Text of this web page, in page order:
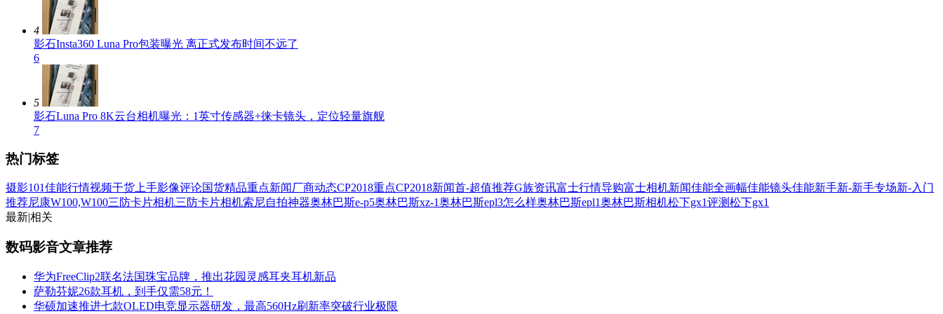
4
影石Insta360 Luna Pro包装曝光 离正式发布时间不远了
6
5
影石Luna Pro 8K云台相机曝光：1英寸传感器+徕卡镜头，定位轻量旗舰
7
热门标签
摄影101佳能行情视频干货上手影像评论国货精品重点新闻 厂商动态CP2018重点CP2018新闻首-超值推荐G族资讯富士行情导购富士相机新闻佳能全画幅佳能镜头佳能新手新-新手专场新-入门
推荐尼康W100,W100三防卡片相机三防卡片相机索尼自拍神器奥林巴斯e-p5奥林巴斯xz-1奥林巴斯epl3怎么样奥林巴斯epl1奥林巴斯相机松下gx1评测松下gx1
最新相关
数码影音文章推荐
华为FreeClip2联名法国珠宝品牌，推出花园灵感耳夹耳机新品
萨勒芬妮26款耳机，到手仅需58元！
华硕加速推进七款OLED电竞显示器研发，最高560Hz刷新率突破行业极限